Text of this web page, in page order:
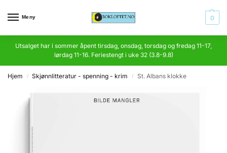
Meny 0
Utsalget har i sommer åpent tirsdag, onsdag, torsdag og fredag 11-17,
lørdag 11-16. Feriestengt i uke 32 (3.8-9.8)
Hjem / Skjønnlitteratur - spenning - krim / St. Albans klokke